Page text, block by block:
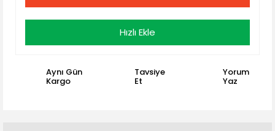
Hızlı Ekle
Aynı Gün
Kargo
Tavsiye
Et
Yorum
Yaz